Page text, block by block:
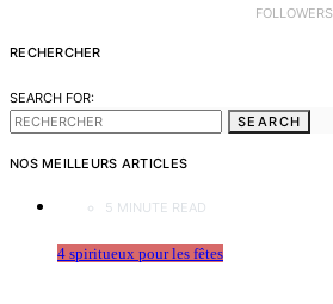
FOLLOWERS
RECHERCHER
SEARCH FOR:
SEARCH
NOS MEILLEURS ARTICLES
5 MINUTE READ
4 spiritueux pour les fêtes